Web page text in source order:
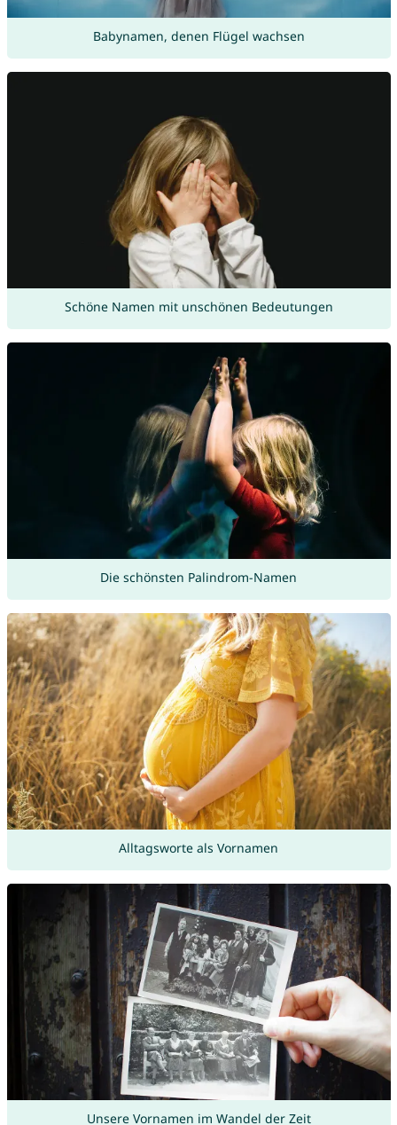
Babynamen, denen Flügel wachsen
Schöne Namen mit unschönen Bedeutungen
Die schönsten Palindrom-Namen
Alltagsworte als Vornamen
Unsere Vornamen im Wandel der Zeit